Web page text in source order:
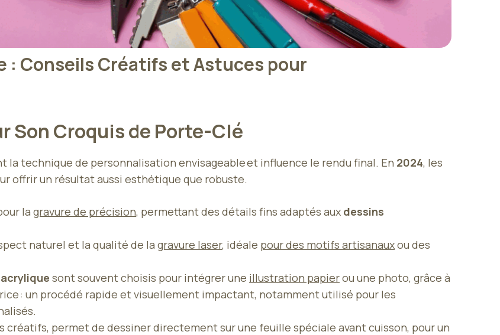
: Conseils Créatifs et Astuces pour
Son Croquis de Porte-Clé
technique de personnalisation envisageable et influence le rendu final. En 2024, les
offrir un résultat aussi esthétique que robuste.
la gravure de précision, permettant des détails fins adaptés aux dessins
naturel et la qualité de la gravure laser, idéale pour des motifs artisanauxou des
acrylique sont souvent choisis pour intégrer une illustration papierou une photo, grâce à
: un procédé rapide et visuellement impactant, notamment utilisé pour les
créatifs, permet de dessiner directement sur une feuille spéciale avant cuisson, pour un